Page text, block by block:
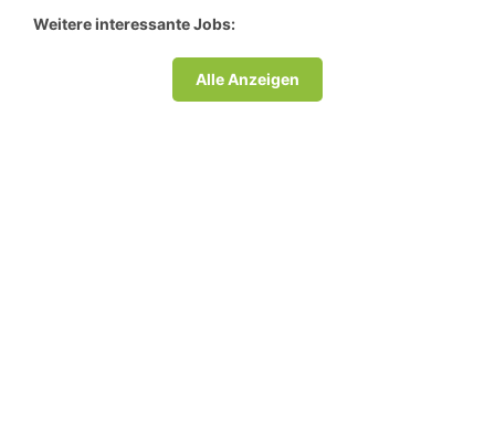
Weitere interessante Jobs:
Alle Anzeigen